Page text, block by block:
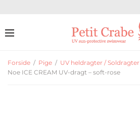
Forside / Pige / UV heldragter / Soldragter
Noe ICE CREAM UV-dragt – soft-rose